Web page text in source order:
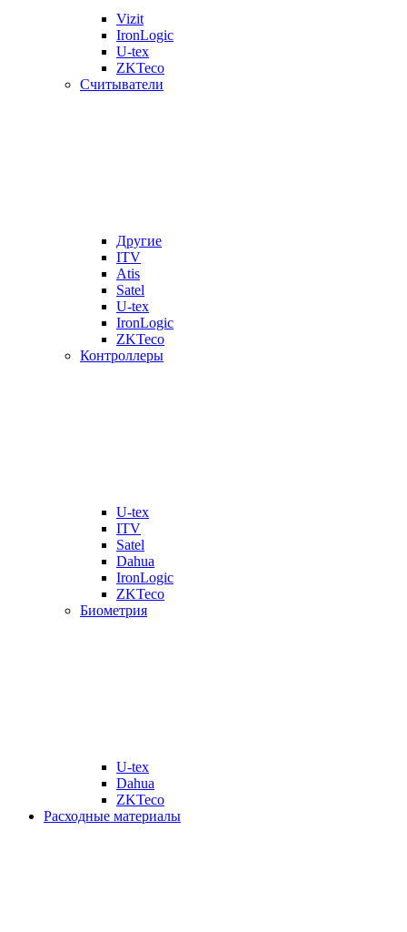
Vizit
IronLogic
U-tex
ZKTeco
Считыватели
Другие
ITV
Atis
Satel
U-tex
IronLogic
ZKTeco
Контроллеры
U-tex
ITV
Satel
Dahua
IronLogic
ZKTeco
Биометрия
U-tex
Dahua
ZKTeco
Расходные материалы